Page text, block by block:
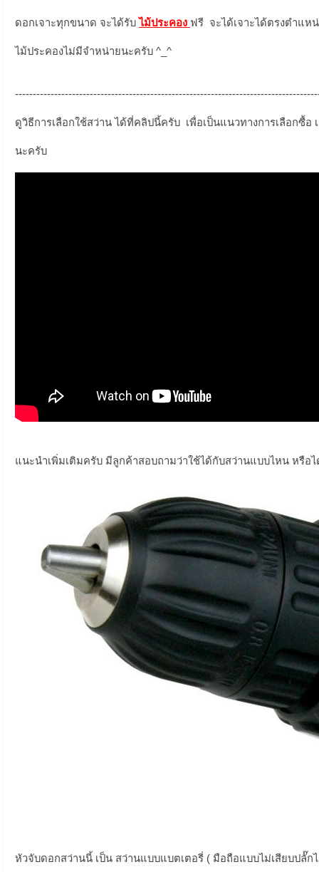
ดอกเจาะทุกขนาด จะได้รับ ไม้ประคอง ฟรี จะได้เจาะได้ตรงตำแห
ไม้ประคองไม่มีจำหน่ายนะครับ ^_^
ดูวิธีการเลือกใช้สว่าน ได้ที่คลิปนี้ครับ เพื่อเป็นแนวทางการเลือกซื้อ
นะครับ
แนะนำเพิ่มเติมครับ มีลูกค้าสอบถามว่าใช้ได้กับสว่านแบบไหน หรือ
หัวจับดอกสว่านนี้ เป็น สว่านแบบแบตเตอรี่ ( มือถือแบบไม่เสียบปลั๊